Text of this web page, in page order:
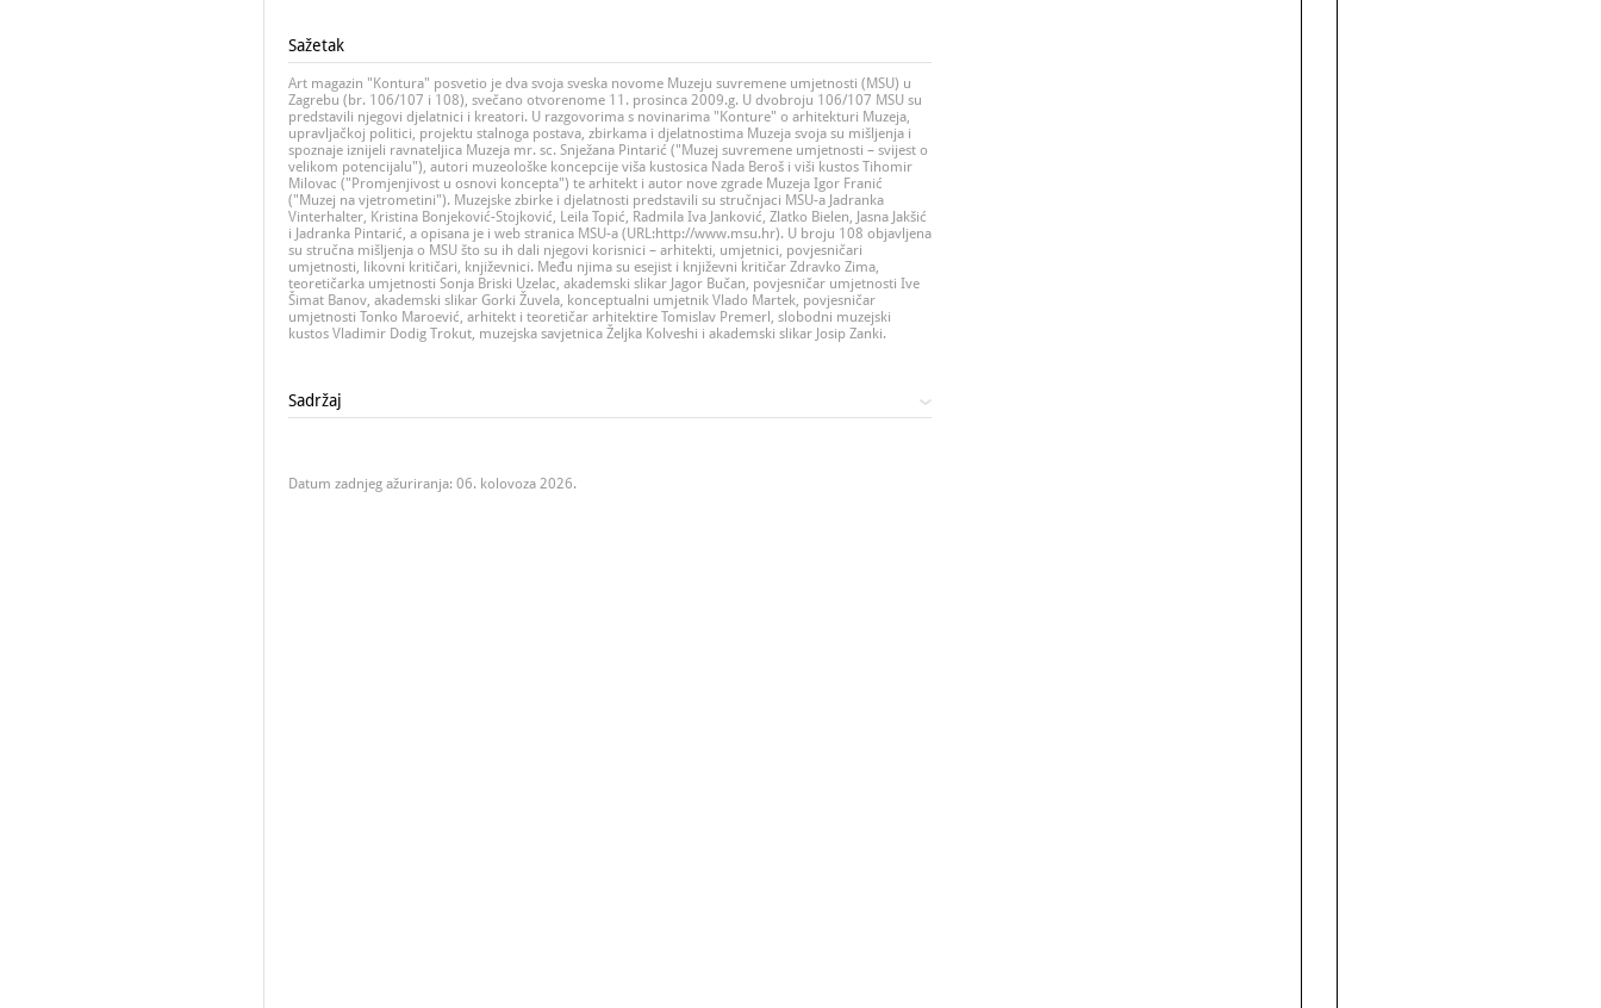
Sažetak
Art magazin "Kontura" posvetio je dva svoja sveska novome Muzeju suvremene umjetnosti (MSU) u
Zagrebu (br. 106/107 i 108), svečano otvorenome 11. prosinca 2009.g. U dvobroju 106/107 MSU su
predstavili njegovi djelatnici i kreatori. U razgovorima s novinarima "Konture" o arhitekturi Muzeja,
upravljačkoj politici, projektu stalnoga postava, zbirkama i djelatnostima Muzeja svoja su mišljenja i
spoznaje iznijeli ravnateljica Muzeja mr. sc. Snježana Pintarić ("Muzej suvremene umjetnosti – svijest o
velikom potencijalu"), autori muzeološke koncepcije viša kustosica Nada Beroš i viši kustos Tihomir
Milovac ("Promjenjivost u osnovi koncepta") te arhitekt i autor nove zgrade Muzeja Igor Franić
("Muzej na vjetrometini"). Muzejske zbirke i djelatnosti predstavili su stručnjaci MSU-a Jadranka
Vinterhalter, Kristina Bonjeković-Stojković, Leila Topić, Radmila Iva Janković, Zlatko Bielen, Jasna Jakšić
i Jadranka Pintarić, a opisana je i web stranica MSU-a (URL:http://www.msu.hr). U broju 108 objavljena
su stručna mišljenja o MSU što su ih dali njegovi korisnici – arhitekti, umjetnici, povjesničari
umjetnosti, likovni kritičari, književnici. Među njima su esejist i književni kritičar Zdravko Zima,
teoretičarka umjetnosti Sonja Briski Uzelac, akademski slikar Jagor Bučan, povjesničar umjetnosti Ive
Šimat Banov, akademski slikar Gorki Žuvela, konceptualni umjetnik Vlado Martek, povjesničar
umjetnosti Tonko Maroević, arhitekt i teoretičar arhitektire Tomislav Premerl, slobodni muzejski
kustos Vladimir Dodig Trokut, muzejska savjetnica Željka Kolveshi i akademski slikar Josip Zanki.
Sadržaj
Datum zadnjeg ažuriranja: 06. kolovoza 2026.